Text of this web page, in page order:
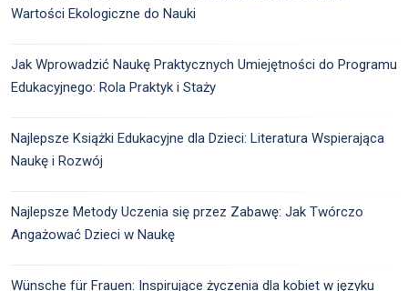
Wartości Ekologiczne do Nauki
Jak Wprowadzić Naukę Praktycznych Umiejętności do Programu
Edukacyjnego: Rola Praktyk i Staży
Najlepsze Książki Edukacyjne dla Dzieci: Literatura Wspierająca
Naukę i Rozwój
Najlepsze Metody Uczenia się przez Zabawę: Jak Twórczo
Angażować Dzieci w Naukę
Wünsche für Frauen: Inspirujące życzenia dla kobiet w języku